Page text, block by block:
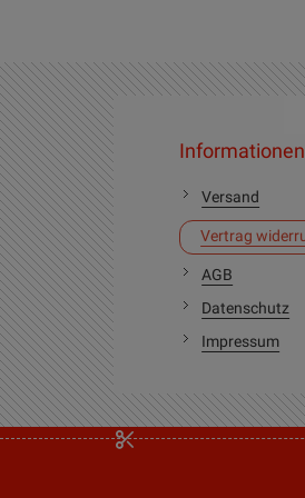
Informationen
Versand
Vertrag
AGB
Datenschutz
Impressum